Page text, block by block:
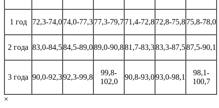
1 год 72,3-74,074,0-77,377,3-79,771,4-72,872,8-75,875,8-78,0
2 года 83,0-84,584,5-89,089,0-90,881,7-83,383,3-87,587,5-90,1
3 года 90,0-92,392,3-99,8
99,8-
102,0
90,8-93,093,0-98,1
98,1-
100,7
×